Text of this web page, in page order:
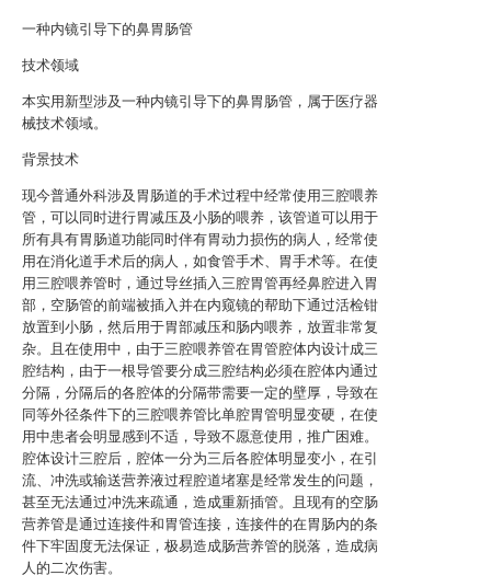
一种内镜引导下的鼻胃肠管
技术领域
本实用新型涉及一种内镜引导下的鼻胃肠管，属于医疗器
械技术领域。
背景技术
现今普通外科涉及胃肠道的手术过程中经常使用三腔喂养
管，可以同时进行胃减压及小肠的喂养，该管道可以用于
所有具有胃肠道功能同时伴有胃动力损伤的病人，经常使
用在消化道手术后的病人，如食管手术、胃手术等。在使
用三腔喂养管时，通过导丝插入三腔胃管再经鼻腔进入胃
部，空肠管的前端被插入并在内窥镜的帮助下通过活检钳
放置到小肠，然后用于胃部减压和肠内喂养，放置非常复
杂。且在使用中，由于三腔喂养管在胃管腔体内设计成三
腔结构，由于一根导管要分成三腔结构必须在腔体内通过
分隔，分隔后的各腔体的分隔带需要一定的壁厚，导致在
同等外径条件下的三腔喂养管比单腔胃管明显变硬，在使
用中患者会明显感到不适，导致不愿意使用，推广困难。
腔体设计三腔后，腔体一分为三后各腔体明显变小，在引
流、冲洗或输送营养液过程腔道堵塞是经常发生的问题，
甚至无法通过冲洗来疏通，造成重新插管。且现有的空肠
营养管是通过连接件和胃管连接，连接件的在胃肠内的条
件下牢固度无法保证，极易造成肠营养管的脱落，造成病
人的二次伤害。